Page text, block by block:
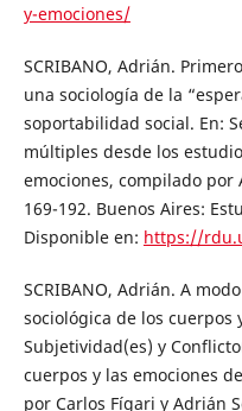
y-emociones/
SCRIBANO, Adrián.
una sociología de la
soportabilidad social. En:
múltiples desde los
emociones, compilado por
169-192. Buenos Aires:
Disponible en: https://
SCRIBANO, Adrián. A
sociológica de los cuerpos
Subjetividad(es) y
cuerpos y las emociones
por Carlos Fígari y Adrián